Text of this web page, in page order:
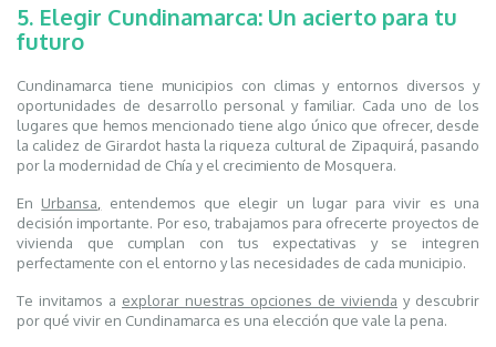
5. Elegir Cundinamarca: Un acierto para tu
futuro
Cundinamarca tiene municipios con climas y entornos diversos y
oportunidades de desarrollo personal y familiar. Cada uno de los
lugares que hemos mencionado tiene algo único que ofrecer, desde
la calidez de Girardot hasta la riqueza cultural de Zipaquirá, pasando
por la modernidad de Chía y el crecimiento de Mosquera.
En Urbansa
entendemos que elegir un lugar para vivir es una
decisión importante. Por eso, trabajamos para ofrecerte proyectos de
vivienda que cumplan con tus expectativas y se integren
perfectamente con el entorno y las necesidades de cada municipio.
Te invitamos a explorar nuestras opciones de vivienda y descubrir
por qué vivir en Cundinamarca es una elección que vale la pena.